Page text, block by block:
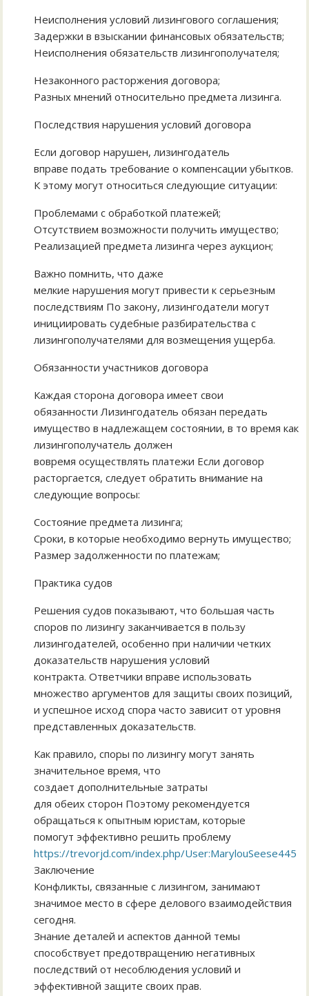
Неисполнения условий лизингового соглашения;
Задержки в взыскании финансовых обязательств;
Неисполнения обязательств лизингополучателя;
Незаконного расторжения договора;
Разных мнений относительно предмета лизинга.
Последствия нарушения условий договора
Если договор нарушен, лизингодатель
вправе подать требование о компенсации убытков.
К этому могут относиться следующие ситуации:
Проблемами с обработкой платежей;
Отсутствием возможности получить имущество;
Реализацией предмета лизинга через аукцион;
Важно помнить, что даже
мелкие нарушения могут привести к серьезным
последствиям По закону, лизингодатели могут
инициировать судебные разбирательства с
лизингополучателями для возмещения ущерба.
Обязанности участников договора
Каждая сторона договора имеет свои
обязанности Лизингодатель обязан передать
имущество в надлежащем состоянии, в то время как
лизингополучатель должен
вовремя осуществлять платежи Если договор
расторгается, следует обратить внимание на
следующие вопросы:
Состояние предмета лизинга;
Сроки, в которые необходимо вернуть имущество;
Размер задолженности по платежам;
Практика судов
Решения судов показывают, что большая часть
споров по лизингу заканчивается в пользу
лизингодателей, особенно при наличии четких
доказательств нарушения условий
контракта. Ответчики вправе использовать
множество аргументов для защиты своих позиций,
и успешное исход спора часто зависит от уровня
представленных доказательств.
Как правило, споры по лизингу могут занять
значительное время, что
создает дополнительные затраты
для обеих сторон Поэтому рекомендуется
обращаться к опытным юристам, которые
помогут эффективно решить проблему
https://trevorjd.com/index.php/User:MarylouSeese445
Заключение
Конфликты, связанные с лизингом, занимают
значимое место в сфере делового взаимодействия
сегодня.
Знание деталей и аспектов данной темы
способствует предотвращению негативных
последствий от несоблюдения условий и
эффективной защите своих прав.